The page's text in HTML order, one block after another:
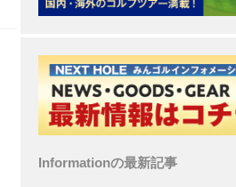
Informationの最新記事